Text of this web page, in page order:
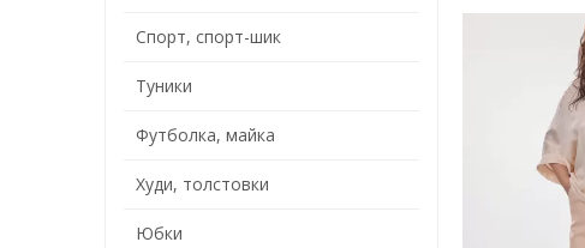
Спорт, спорт-шик
Туники
Футболка, майка
Худи, толстовки
Юбки